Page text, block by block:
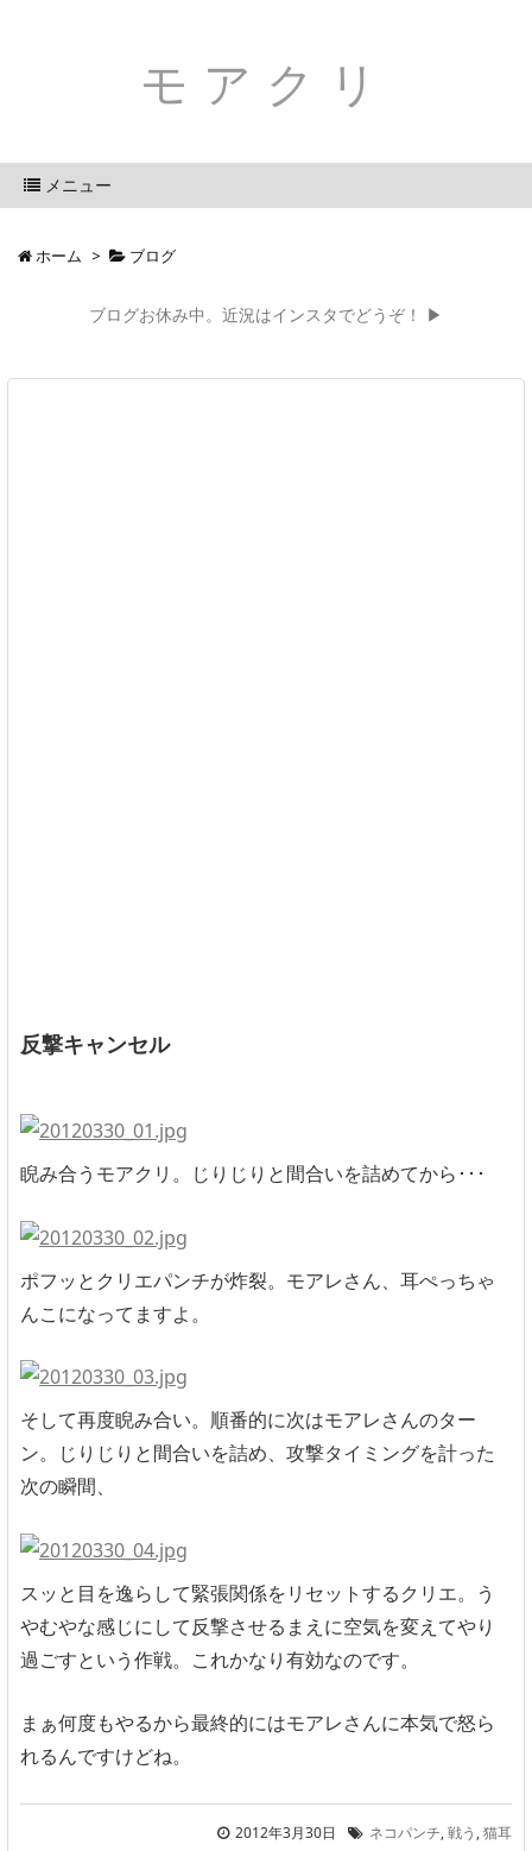
モアクリ
メニュー
ホーム > ブログ
ブログお休み中。近況はインスタでどうぞ！ ▶
反撃キャンセル
睨み合うモアクリ。じりじりと間合いを詰めてから･･･
ポフッとクリエパンチが炸裂。モアレさん、耳ぺっちゃ
んこになってますよ。
そして再度睨み合い。順番的に次はモアレさんのター
ン。じりじりと間合いを詰め、攻撃タイミングを計った
次の瞬間、
スッと目を逸らして緊張関係をリセットするクリエ。う
やむやな感じにして反撃させるまえに空気を変えてやり
過ごすという作戦。これかなり有効なのです。
まぁ何度もやるから最終的にはモアレさんに本気で怒ら
れるんですけどね。
2012年3月30日 ネコパンチ,戦う ,猫耳